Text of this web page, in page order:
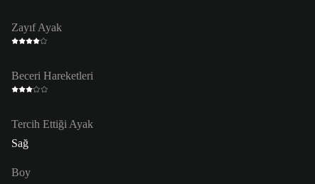
Zayıf Ayak
Beceri Hareketleri
Tercih Ettiği Ayak
Sağ
Boy